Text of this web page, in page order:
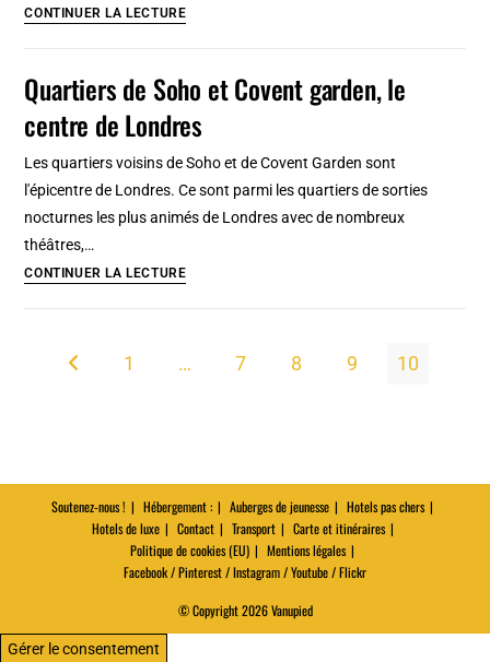
CONTINUER LA LECTUREParc
Pausilypon
à
Sauvage
Quartiers de Soho et Covent garden, le
centre de Londres
Les quartiers voisins de Soho et de Covent Garden sont
l'épicentre de Londres. Ce sont parmi les quartiers de sorties
nocturnes les plus animés de Londres avec de nombreux
théâtres,…
CONTINUER LA LECTUREQuartiers
de
Londres
Go to the previous page
1 … 7 8 9 10
Soutenez-nous ! Hébergement : Auberges de jeunesse
Hotels pas chers
Hotels de luxe
Contact Transport
Carte et itinéraires
Politique de cookies (EU)
Mentions légales
Facebook / Pinterest / Instagram / Youtube / Flickr
© Copyright 2026 Vanupied
Gérer le consentement